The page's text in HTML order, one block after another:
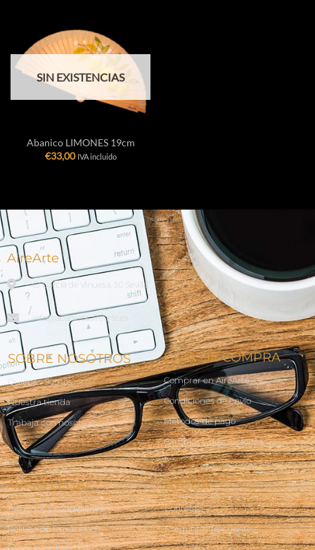
SIN EXISTENCIAS
Abanico LIMONES 19cm
€33,00 IVA incluido
AireArte
C/ García de Vinuesa, 30 Sevilla
info@abanicosairearte.es
SOBRE NOSOTROS
Quienes Somos
Nuestra tienda
Trabaja con nosotros
GUÍA DE COMPRA
Comprar en AireArte
Condiciones de envío
Métodos de pago
Cambios y devoluciones
AVISO LEGAL
Terminos y condiciones
Política de Privacidad
AYUDA
Contacto
Preguntas frecuentes